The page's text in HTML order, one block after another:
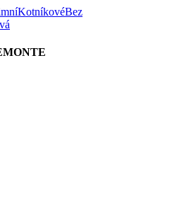
KotníkovéBez